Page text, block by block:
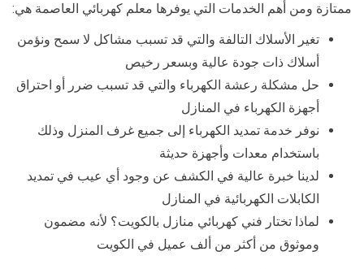
ممتازة ومن أهم الخدمات التي يوفرها معلم كهربائي العاصمة هي:
تغير الأسلاك التالفة والتي قد تسبب مشاكل لا سمح ونؤمن
أسلاك ذات جودة عالية وبسعر رخيص
حل مشكلة رعشة الكهرباء والتي قد تسبب ضرر أو احتراق
أجهزة الكهرباء في المنازل
نوفر خدمة تمديد الكهرباء إلى جميع غرف المنزل وذلك
باستخدام معدات وأجهزة حديثة
لدينا خبرة عالية في الكشف عن وجود أي عيب في تمديد
الكابلات الكهربائية في المنازل
لماذا تختار فني كهربائي منازل بالكويت؟ لأنه مضمون
وموثوق من أكثر من ألف عميل في الكويت